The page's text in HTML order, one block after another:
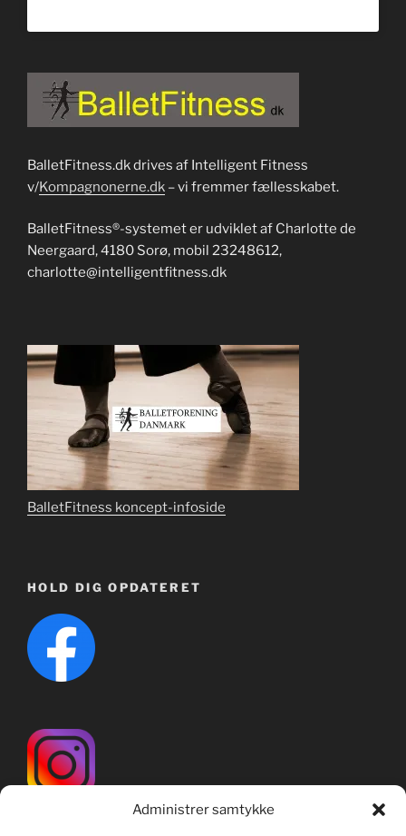
Administrer samtykke
BalletFitness.dk drives af Intelligent Fitness
v/Kompagnonerne.dk – vi fremmer fællesskabet.
BalletFitness®-systemet er udviklet af Charlotte de
Neergaard, 4180 Sorø, mobil 23248612,
charlotte@intelligentfitness.dk
BalletFitness koncept-infoside
HOLD DIG OPDATERET